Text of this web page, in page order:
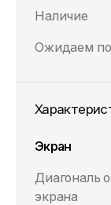
Наличие
Ожидаем
Экран
Диагональ
экрана